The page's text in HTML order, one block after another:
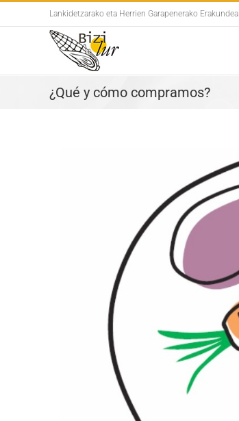
to
Lankidetzarako eta Herrien Garapenerako Erakundea
¿Qué y cómo compramos?